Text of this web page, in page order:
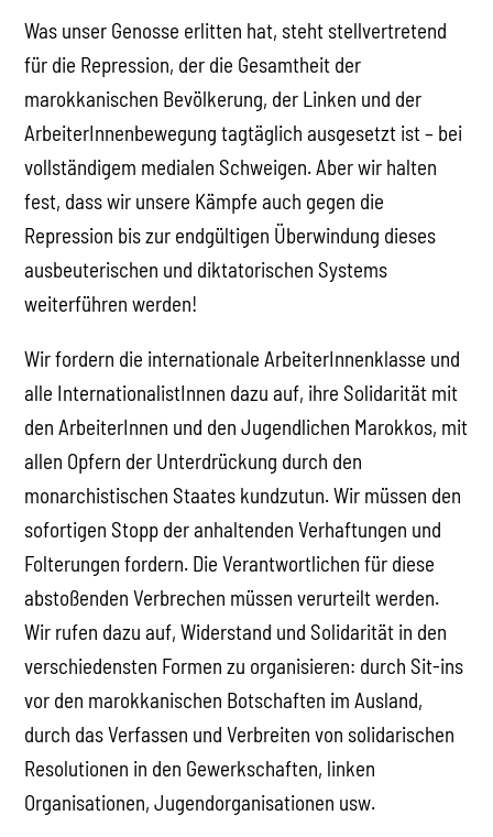
Was unser Genosse erlitten hat, steht stellvertretend
für die Repression, der die Gesamtheit der
marokkanischen Bevölkerung, der Linken und der
ArbeiterInnenbewegung tagtäglich ausgesetzt ist – bei
vollständigem medialen Schweigen. Aber wir halten
fest, dass wir unsere Kämpfe auch gegen die
Repression bis zur endgültigen Überwindung dieses
ausbeuterischen und diktatorischen Systems
weiterführen werden!
Wir fordern die internationale ArbeiterInnenklasse und
alle InternationalistInnen dazu auf, ihre Solidarität mit
den ArbeiterInnen und den Jugendlichen Marokkos, mit
allen Opfern der Unterdrückung durch den
monarchistischen Staates kundzutun. Wir müssen den
sofortigen Stopp der anhaltenden Verhaftungen und
Folterungen fordern. Die Verantwortlichen für diese
abstoßenden Verbrechen müssen verurteilt werden.
Wir rufen dazu auf, Widerstand und Solidarität in den
verschiedensten Formen zu organisieren: durch Sit-ins
vor den marokkanischen Botschaften im Ausland,
durch das Verfassen und Verbreiten von solidarischen
Resolutionen in den Gewerkschaften, linken
Organisationen, Jugendorganisationen usw.